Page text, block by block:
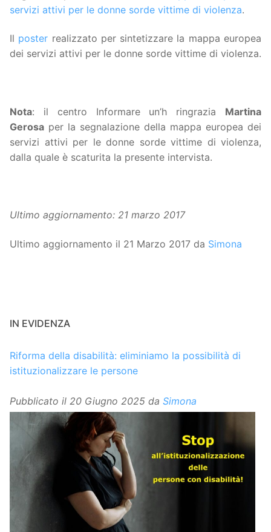
servizi attivi per le donne sorde vittime di violenza.
Il poster realizzato per sintetizzare la mappa europea
dei servizi attivi per le donne sorde vittime di violenza.
Nota: il centro Informare un’h ringrazia Martina
Gerosa per la segnalazione della mappa europea dei
servizi attivi per le donne sorde vittime di violenza,
dalla quale è scaturita la presente intervista.
Ultimo aggiornamento: 21 marzo 2017
Ultimo aggiornamento il 21 Marzo 2017 da Simona
IN EVIDENZA
Riforma della disabilità: eliminiamo la possibilità di
istituzionalizzare le persone
Pubblicato il 20 Giugno 2025 da Simona